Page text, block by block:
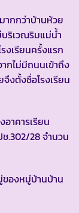
กกว่าบ้านห้วย
บริเวณริมแม่น้ำ
งเรียนครั้งแรก
กไม่มีถนนเข้าถึง
งตั้งชื่อโรงเรียน
าคารเรียน
.302/28 จำนวน
องหมู่บ้านบ้าน